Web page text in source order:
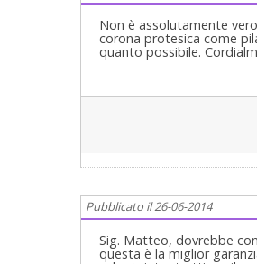
Non è assolutamente
corona protesica come
quanto possibile.
Pubblicato il 26-06-2014
Sig. Matteo, dovrebbe
questa è la miglior